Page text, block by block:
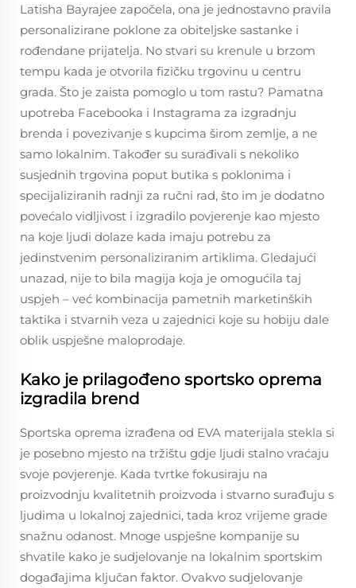
Latisha Bayrajee započela, ona je jednostavno pravila
personalizirane poklone za obiteljske sastanke i
rođendane prijatelja. No stvari su krenule u brzom
tempu kada je otvorila fizičku trgovinu u centru
grada. Što je zaista pomoglo u tom rastu? Pamatna
upotreba Facebooka i Instagrama za izgradnju
brenda i povezivanje s kupcima širom zemlje, a ne
samo lokalnim. Također su surađivali s nekoliko
susjednih trgovina poput butika s poklonima i
specijaliziranih radnji za ručni rad, što im je dodatno
povećalo vidljivost i izgradilo povjerenje kao mjesto
na koje ljudi dolaze kada imaju potrebu za
jedinstvenim personaliziranim artiklima. Gledajući
unazad, nije to bila magija koja je omogućila taj
uspjeh – već kombinacija pametnih marketinških
taktika i stvarnih veza u zajednici koje su hobiju dale
oblik uspješne maloprodaje.
Kako je prilagođeno sportsko oprema
izgradila brend
Sportska oprema izrađena od EVA materijala stekla si
je posebno mjesto na tržištu gdje ljudi stalno vraćaju
svoje povjerenje. Kada tvrtke fokusiraju na
proizvodnju kvalitetnih proizvoda i stvarno surađuju s
ljudima u lokalnoj zajednici, tada kroz vrijeme grade
snažnu odanost. Mnoge uspješne kompanije su
shvatile kako je sudjelovanje na lokalnim sportskim
događajima ključan faktor. Ovakvo sudjelovanje